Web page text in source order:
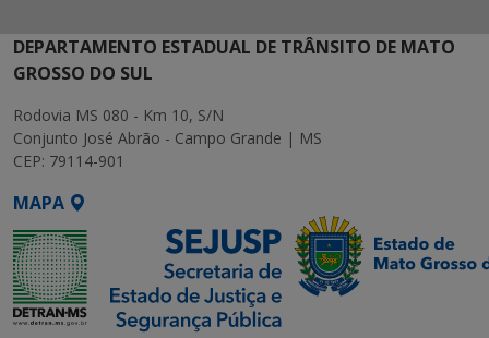
DEPARTAMENTO ESTADUAL DE TRÂNSITO DE MATO
GROSSO DO SUL
Rodovia MS 080 - Km 10, S/N
Conjunto José Abrão - Campo Grande | MS
CEP: 79114-901
MAPA